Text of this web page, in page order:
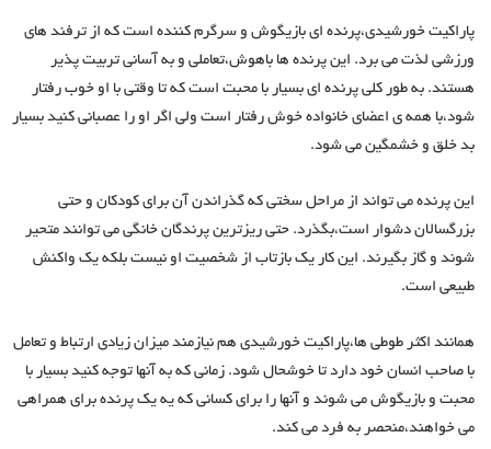
پاراکیت خورشیدی،پرنده ای بازیگوش و سرگرم کننده است که از ترفند های
ورزشی لذت می برد. این پرنده ها باهوش،تعاملی و به آسانی تربیت پذیر
هستند. به طور کلی پرنده ای بسیار با محبت است که تا وقتی با او خوب رفتار
شود،با همه ی اعضای خانواده خوش رفتار است ولی اگر او را عصبانی کنید بسیار
بد خلق و خشمگین می شود.
این پرنده می تواند از مراحل سختی که گذراندن آن برای کودکان و حتی
بزرگسالان دشوار است،بگذرد. حتی ریزترین پرندگان خانگی می توانند متحیر
شوند و گاز بگیرند. این کار یک بازتاب از شخصیت او نیست بلکه یک واکنش
طبیعی است.
همانند اکثر طوطی ها،پاراکیت خورشیدی هم نیازمند میزان زیادی ارتباط و تعامل
با صاحب انسان خود دارد تا خوشحال شود. زمانی که به آنها توجه کنید بسیار با
محبت و بازیگوش می شوند و آنها را برای کسانی که یه یک پرنده برای همراهی
می خواهند،منحصر به فرد می کند.